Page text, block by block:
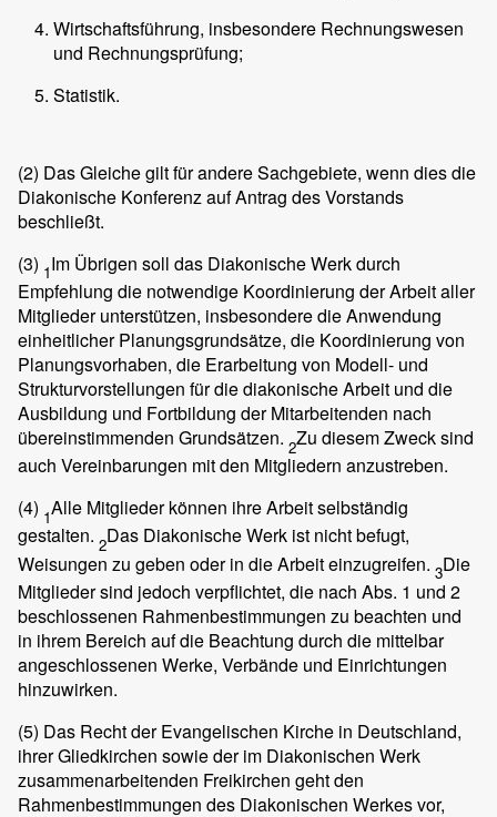
Wirtschaftsführung, insbesondere Rechnungswesen
und Rechnungsprüfung;
Statistik.
(2) Das Gleiche gilt für andere Sachgebiete, wenn dies die
Diakonische Konferenz auf Antrag des Vorstands
beschließt.
(3) 1Im Übrigen soll das Diakonische Werk durch
Empfehlung die notwendige Koordinierung der Arbeit aller
Mitglieder unterstützen, insbesondere die Anwendung
einheitlicher Planungsgrundsätze, die Koordinierung von
Planungsvorhaben, die Erarbeitung von Modell- und
Strukturvorstellungen für die diakonische Arbeit und die
Ausbildung und Fortbildung der Mitarbeitenden nach
übereinstimmenden Grundsätzen. 2Zu diesem Zweck sind
auch Vereinbarungen mit den Mitgliedern anzustreben.
(4) 1Alle Mitglieder können ihre Arbeit selbständig
gestalten. 2Das Diakonische Werk ist nicht befugt,
Weisungen zu geben oder in die Arbeit einzugreifen. 3Die
Mitglieder sind jedoch verpflichtet, die nach Abs. 1 und 2
beschlossenen Rahmenbestimmungen zu beachten und
in ihrem Bereich auf die Beachtung durch die mittelbar
angeschlossenen Werke, Verbände und Einrichtungen
hinzuwirken.
(5) Das Recht der Evangelischen Kirche in Deutschland,
ihrer Gliedkirchen sowie der im Diakonischen Werk
zusammenarbeitenden Freikirchen geht den
Rahmenbestimmungen des Diakonischen Werkes vor,